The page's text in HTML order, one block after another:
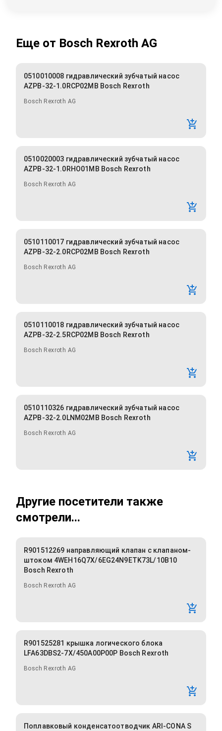
Еще от Bosch Rexroth AG
0510010008 гидравлический зубчатый насос
AZPB-32-1.0RCP02MB Bosch Rexroth
Bosch Rexroth AG
0510020003 гидравлический зубчатый насос
AZPB-32-1.0RHO01MB Bosch Rexroth
Bosch Rexroth AG
0510110017 гидравлический зубчатый насос
AZPB-32-2.0RCP02MB Bosch Rexroth
Bosch Rexroth AG
0510110018 гидравлический зубчатый насос
AZPB-32-2.5RCP02MB Bosch Rexroth
Bosch Rexroth AG
0510110326 гидравлический зубчатый насос
AZPB-32-2.0LNM02MB Bosch Rexroth
Bosch Rexroth AG
Другие посетители также
смотрели...
R901512269 направляющий клапан с клапаном-
штоком 4WEH16Q7X/6EG24N9ETK73L/10B10
Bosch Rexroth
Bosch Rexroth AG
R901525281 крышка логического блока
LFA63DBS2-7X/450A00P00P Bosch Rexroth
Bosch Rexroth AG
Поплавковый конденсатоотводчик ARI-CONA S